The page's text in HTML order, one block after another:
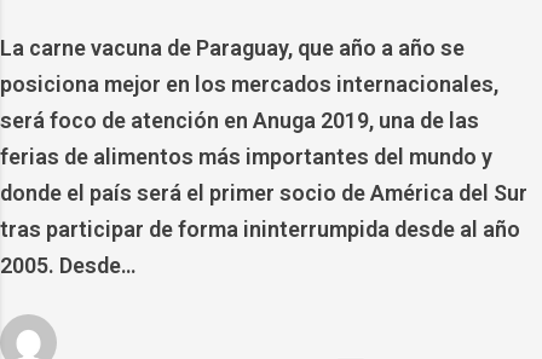
La carne vacuna de Paraguay, que año a año se
posiciona mejor en los mercados internacionales,
será foco de atención en Anuga 2019, una de las
ferias de alimentos más importantes del mundo y
donde el país será el primer socio de América del Sur
tras participar de forma ininterrumpida desde al año
2005. Desde…